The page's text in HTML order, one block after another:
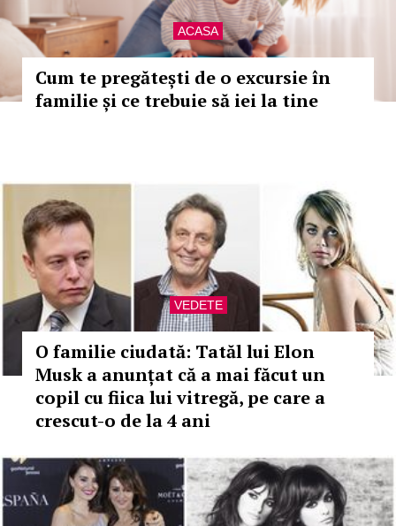
ACASA
Cum te pregătești de o excursie în
familie și ce trebuie să iei la tine
VEDETE
O familie ciudată: Tatăl lui Elon
Musk a anunțat că a mai făcut un
copil cu fiica lui vitregă, pe care a
crescut-o de la 4 ani